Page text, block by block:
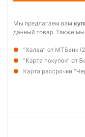
Мы предлагаем вам
данный товар. Также
“Халва” от МТБанк
“Карта покупок” от
Карта рассрочки